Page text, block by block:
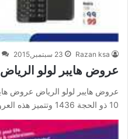
Razan ksa 23 سبتمبر,2015
عروض هايبر لولو الرياض 23-9-2015
10 ذو الحجة 1436 وتتميز هذه العروض بتنوعها وهي مناسبة…